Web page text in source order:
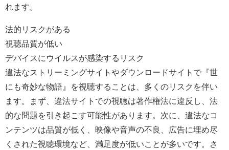
れます。
法的リスクがある
視聴品質が低い
デバイスにウイルスが感染するリスク
違法なストリーミングサイトやダウンロードサイトで『世
にも奇妙な物語』を視聴することは、多くのリスクを伴い
ます。まず、違法サイトでの視聴は著作権法に違反し、法
的な問題を引き起こす可能性があります。次に、違法なコ
ンテンツは品質が低く、映像や音声の不良、広告に埋め尽
くされた視聴環境など、満足度が低いことが多いです。さ